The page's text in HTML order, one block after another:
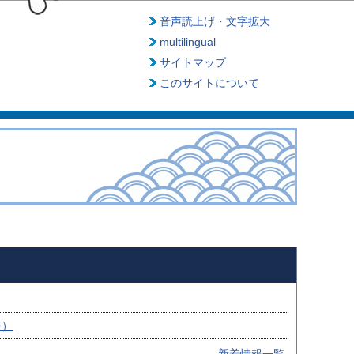
音声読上げ・文字拡大
multilingual
サイトマップ
このサイトについて